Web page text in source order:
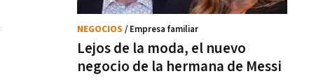
Lejos de la moda, el nuevo
negocio de la hermana de Messi
NEGOCIOS / Empresa familiar